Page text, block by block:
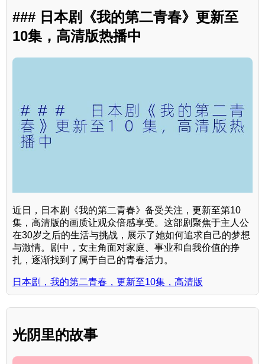
### 日本剧《我的第二青春》更新至
10集，高清版热播中
近日，日本剧《我的第二青春》备受关注，更新至第10
集，高清版的画质让观众倍感享受。这部剧聚焦于主人公
在30岁之后的生活与挑战，展示了她如何追求自己的梦想
与激情。剧中，女主角面对家庭、事业和自我价值的挣
扎，逐渐找到了属于自己的青春活力。
日本剧，我的第二青春，更新至10集，高清版
光阴里的故事